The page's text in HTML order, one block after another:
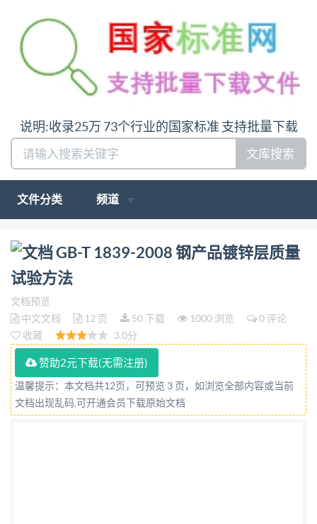
说明:收录25万 73个行业的国家标准 支持批量下载
文库搜索
文件分类 频道
问:哪里下载GB-T 1839-2008 钢产品镀锌层质量试验
方法答:请联系微信:siduwenku
GB-T 1839-2008 钢产品镀锌层质量
试验方法
文档预览
中文文档
12 页 50 下载 1000 浏览
0 评论
收藏
3.0分
赞助2元下载(无需注册)
温馨提示：本文档共12页，可预览 3 页，如浏览全部内容或当前
文档出现乱码,可开通会员下载原始文档